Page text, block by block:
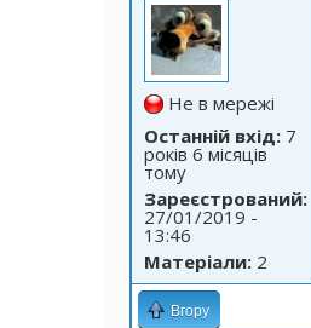
Не в мережі
Останній вхід: 7
років 6 місяців
тому
Зареєстрований:
27/01/2019 -
13:46
Матеріали: 2
Вгору